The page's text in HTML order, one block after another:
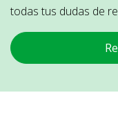
todas tus dudas de